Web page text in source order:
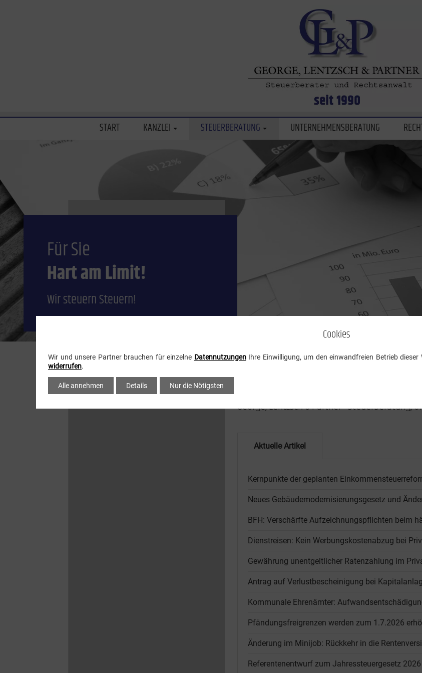
START KANZLEI STEUERBERATUNG UNTERNEHMENSBERATUNG
Für Sie
Hart am Limit!
Wir steuern Steuern!
George, Lentzsch & Partner -
Aktuelle Artikel
Kernpunkte der geplanten
Neues Gebäude­moderni­sierungs­gesetz und
BFH: Verschärfte Aufzeichnungspflichten beim
Dienstreisen: Kein Werbungskostenabzug bei
Gewährung unentgeltlicher Ratenzahlung im
Antrag auf Verlustbescheinigung bei
Kommunale Ehrenämter:
Pfändungsfreigrenzen werden zum 1.7.2026
Änderung im Minijob: Rückkehr in die
Referentenentwurf zum Jahressteuergesetz
Cookies
Wir und unsere Partner brauchen für einzelne DatennutzungenIhre Einwilligung, um den einwandfreien Betrieb dieser
widerrufen.
Alle annehmen Details Nur die Nötigsten